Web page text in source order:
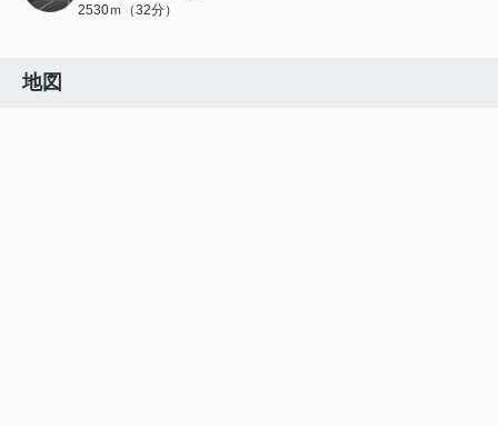
2530ｍ（32分）
地図